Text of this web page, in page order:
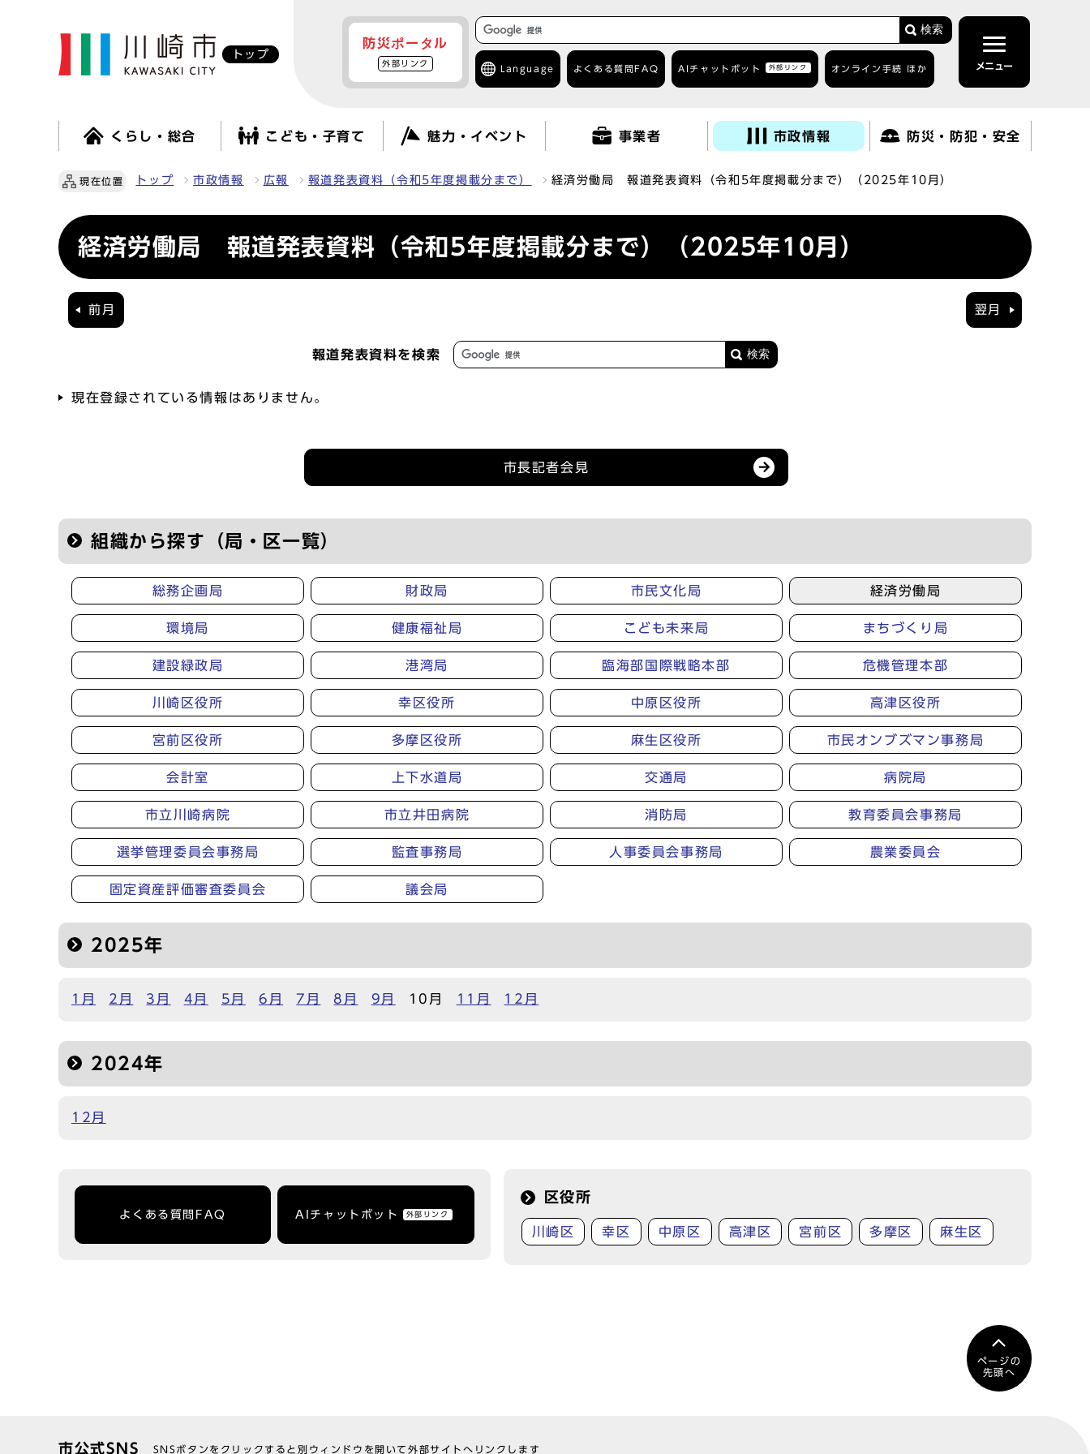
トップ
防災ポータル
外部リンク
検索
Language よくある質問 FAQ AIチャットボット 外部リンク オンライン手続 ほか メニュー
くらし・総合 こども・子育て 魅力・イベント 事業者 市政情報 防災・防犯・安全
現在位置 トップ 市政情報 広報 報道発表資料（令和5年度掲載分まで） 経済労働局 報道発表資料（令和5年度掲載分まで）（2025年10月）
経済労働局 報道発表資料（令和5年度掲載分まで）（2025年10月）
前月 翌月
報道発表資料を検索
現在登録されている情報はありません。
市長記者会見
組織から探す（局・区一覧）
総務企画局 財政局 市民文化局 経済労働局
環境局 健康福祉局 こども未来局 まちづくり局
建設緑政局 港湾局 臨海部国際戦略本部 危機管理本部
川崎区役所 幸区役所 中原区役所 高津区役所
宮前区役所 多摩区役所 麻生区役所 市民オンブズマン事務局
会計室 上下水道局 交通局 病院局
市立川崎病院 市立井田病院 消防局 教育委員会事務局
選挙管理委員会事務局 監査事務局 人事委員会事務局 農業委員会
固定資産評価審査委員会 議会局
2025年
1月 2月 3月 4月 5月 6月 7月 8月 9月 10月 11月 12月
2024年
12月
よくある質問FAQ AIチャットボット 外部リンク
区役所
川崎区 幸区 中原区 高津区 宮前区 多摩区 麻生区
ページの
先頭へ
市公式SNS SNSボタンをクリックすると別ウィンドウを開いて外部サイトへリンクします